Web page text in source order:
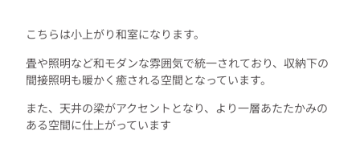
こちらは小上がり和室になります。
畳や照明など和モダンな雰囲気で統一されており、収納下の
間接照明も暖かく癒される空間となっています。
また、天井の梁がアクセントとなり、より一層あたたかみの
ある空間に仕上がっています